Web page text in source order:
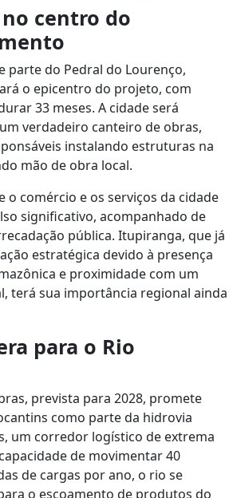
centro do
parte do Pedral do Lourenço,
o epicentro do projeto, com
33 meses. A cidade será
verdadeiro canteiro de obras,
instalando estruturas na
mão de obra local.
o comércio e os serviços da cidade
significativo, acompanhado de
pública. Itupiranga, que já
estratégica devido à presença
e proximidade com um
terá sua importância regional ainda
para o Rio
prevista para 2028, promete
como parte da hidrovia
um corredor logístico de extrema
de movimentar 40
de cargas por ano, o rio se
o escoamento de produtos do